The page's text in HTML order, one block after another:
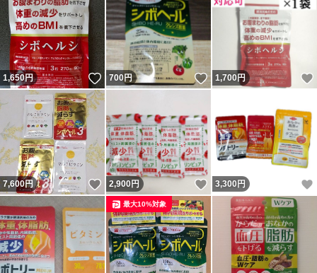
1,650円 いいね！
700円 いいね！
1,700円
7,600円 いいね！
2,900円 いいね！
3,300 円
最大10%対象